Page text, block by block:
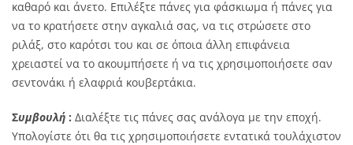
καθαρό και άνετο. Επιλέξτε πάνες για φάσκιωμα ή πάνες για
να το κρατήσετε στην αγκαλιά σας, να τις στρώσετε στο
ριλάξ, στο καρότσι του και σε όποια άλλη επιφάνεια
χρειαστεί να το ακουμπήσετε ή να τις χρησιμοποιήσετε σαν
σεντονάκι ή ελαφριά κουβερτάκια.
Συμβουλή : Διαλέξτε τις πάνες σας ανάλογα με την εποχή.
Υπολογίστε ότι θα τις χρησιμοποιήσετε εντατικά τουλάχιστον